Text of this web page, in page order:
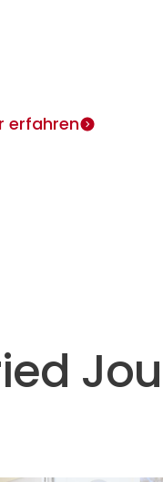
erfahren